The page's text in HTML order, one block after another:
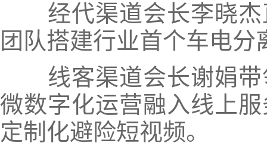
经代渠道会长李晓杰
团队搭建行业首个车电
线客渠道会长谢娟带
微数字化运营融入线上
定制化避险短视频。